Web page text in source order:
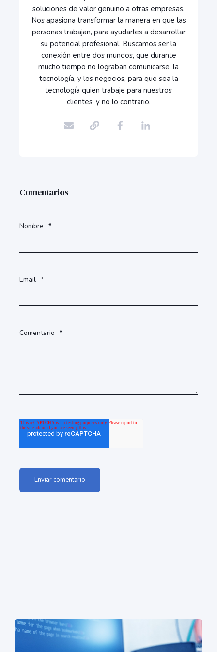
soluciones de valor genuino a otras empresas.
Nos apasiona transformar la manera en que las
personas trabajan, para ayudarles a desarrollar
su potencial profesional. Buscamos ser la
conexión entre dos mundos, que durante
mucho tiempo no lograban comunicarse: la
tecnología, y los negocios, para que sea la
tecnología quien trabaje para nuestros
clientes, y no lo contrario.
Comentarios
Nombre *
Email *
Comentario *